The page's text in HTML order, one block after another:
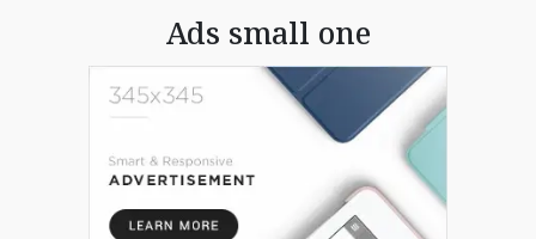
Ads small one